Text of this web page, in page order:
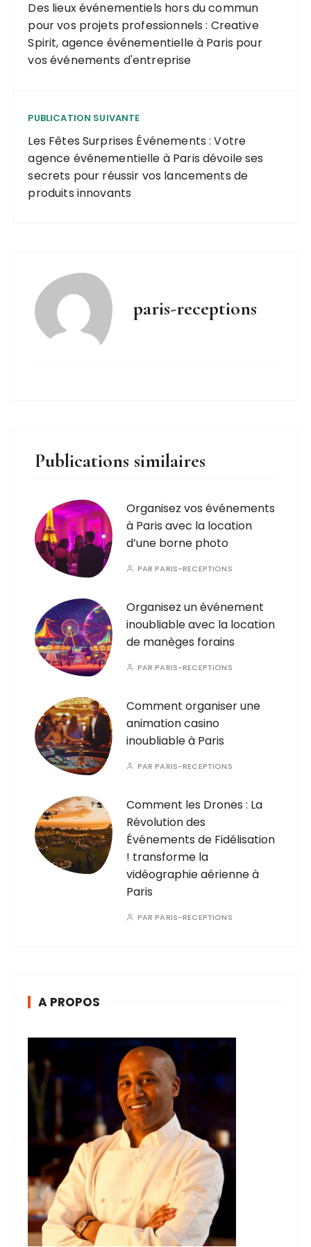
Des lieux événementiels hors du commun
pour vos projets professionnels : Creative
Spirit, agence événementielle à Paris pour
vos événements d'entreprise
PUBLICATION SUIVANTE
Les Fêtes Surprises Événements : Votre
agence événementielle à Paris dévoile ses
secrets pour réussir vos lancements de
produits innovants
paris-receptions
Publications similaires
Organisez vos événements
à Paris avec la location
d’une borne photo
PARPARIS-RECEPTIONS
Organisez un événement
inoubliable avec la location
de manèges forains
PARPARIS-RECEPTIONS
Comment organiser une
animation casino
inoubliable à Paris
PARPARIS-RECEPTIONS
Comment les Drones : La
Révolution des
Événements de Fidélisation
! transforme la
vidéographie aérienne à
Paris
PARPARIS-RECEPTIONS
A PROPOS